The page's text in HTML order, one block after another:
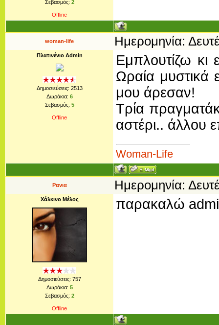
Σεβασμός: 2
Offline
woman-life Ημερομηνία:
Πλατινένιο Admin
Δημοσιεύσεις: 2513
Δωράκια: 6
Σεβασμός: 5
Offline
Εμπλουτίζω κι
Ωραία μυστικά
μου άρεσαν!
Τρία
αστέρι.. άλλου
Woman-Life
Ρανια Ημερομηνία:
Χάλκινο Μέλος
Δημοσιεύσεις: 757
Δωράκια: 5
Σεβασμός: 2
Offline
παρακαλώ